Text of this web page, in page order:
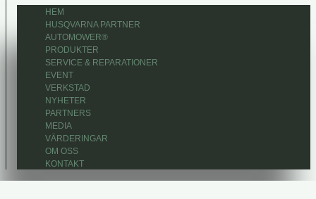
HEM
HUSQVARNA PARTNER
AUTOMOWER®
PRODUKTER
SERVICE & REPARATIONER
EVENT
VERKSTAD
NYHETER
PARTNERS
MEDIA
VÄRDERINGAR
OM OSS
KONTAKT